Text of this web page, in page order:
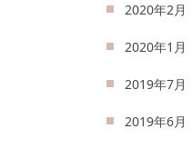
2020年2月
2020年1月
2019年7月
2019年6月